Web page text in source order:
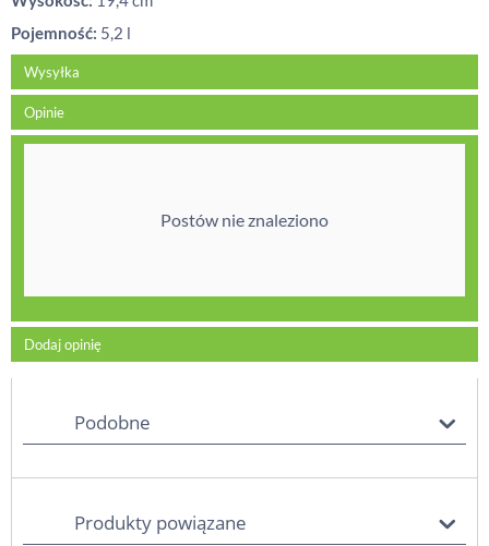
Pojemność: 5,2 l
Wysyłka
Opinie
Postów nie znaleziono
Dodaj opinię
Podobne
Produkty powiązane